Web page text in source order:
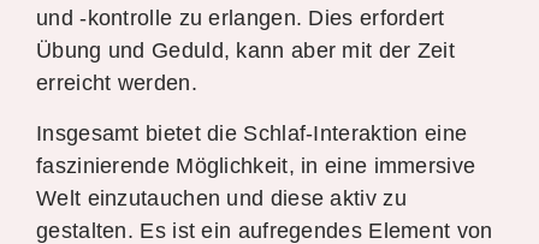
und -kontrolle zu erlangen. Dies erfordert
Übung und Geduld, kann aber mit der Zeit
erreicht werden.
Insgesamt bietet die Schlaf-Interaktion eine
faszinierende Möglichkeit, in eine immersive
Welt einzutauchen und diese aktiv zu
gestalten. Es ist ein aufregendes Element von